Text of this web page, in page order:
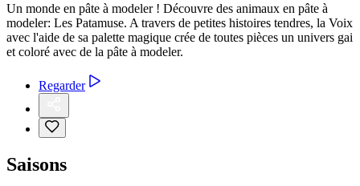
Un monde en pâte à modeler ! Découvre des animaux en pâte à
modeler: Les Patamuse. A travers de petites histoires tendres, la Voix
avec l'aide de sa palette magique crée de toutes pièces un univers gai
et coloré avec de la pâte à modeler.
Regarder
Saisons